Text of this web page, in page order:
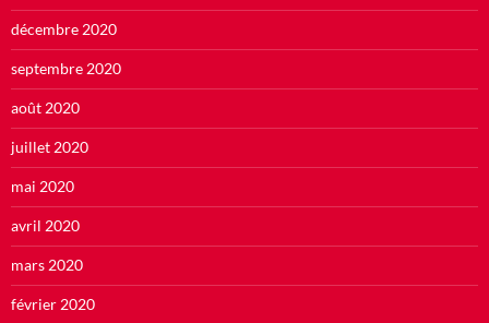
décembre 2020
septembre 2020
août 2020
juillet 2020
mai 2020
avril 2020
mars 2020
février 2020